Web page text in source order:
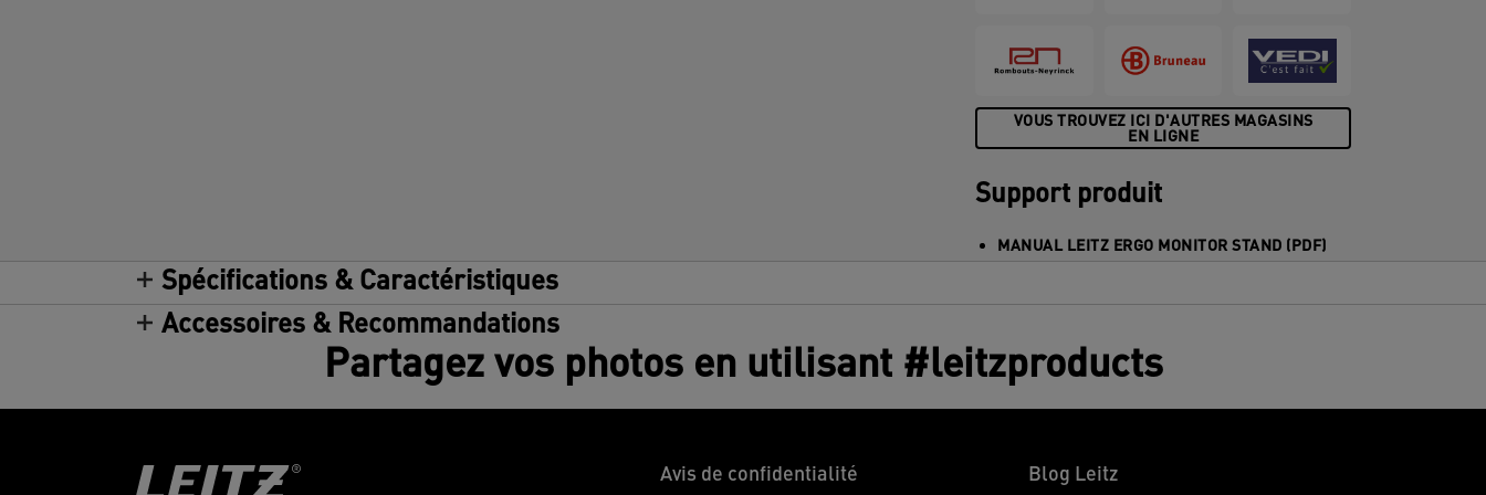
combiner avec les autres produits Leitz
Ergo pour un espace de travail chaleureux
dynamique toute la journée.
VOUS TROUVEZ ICI D'AUTRES MAGASINS
EN LIGNE
Support produit
MANUAL LEITZ ERGO MONITOR STAND (PDF)
Spécifications & Caractéristiques
Accessoires & Recommandations
Partagez vos photos en utilisant #leitzproducts
Avis de confidentialité Blog Leitz